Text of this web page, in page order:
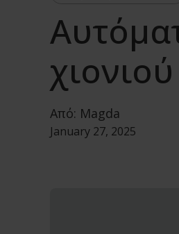
Από: Magda
January 27, 2025